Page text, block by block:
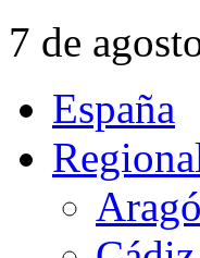
7 de
España